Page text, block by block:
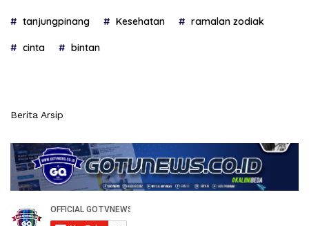
tanjungpinang Kesehatan ramalan zodiak
cinta bintan
Berita Arsip